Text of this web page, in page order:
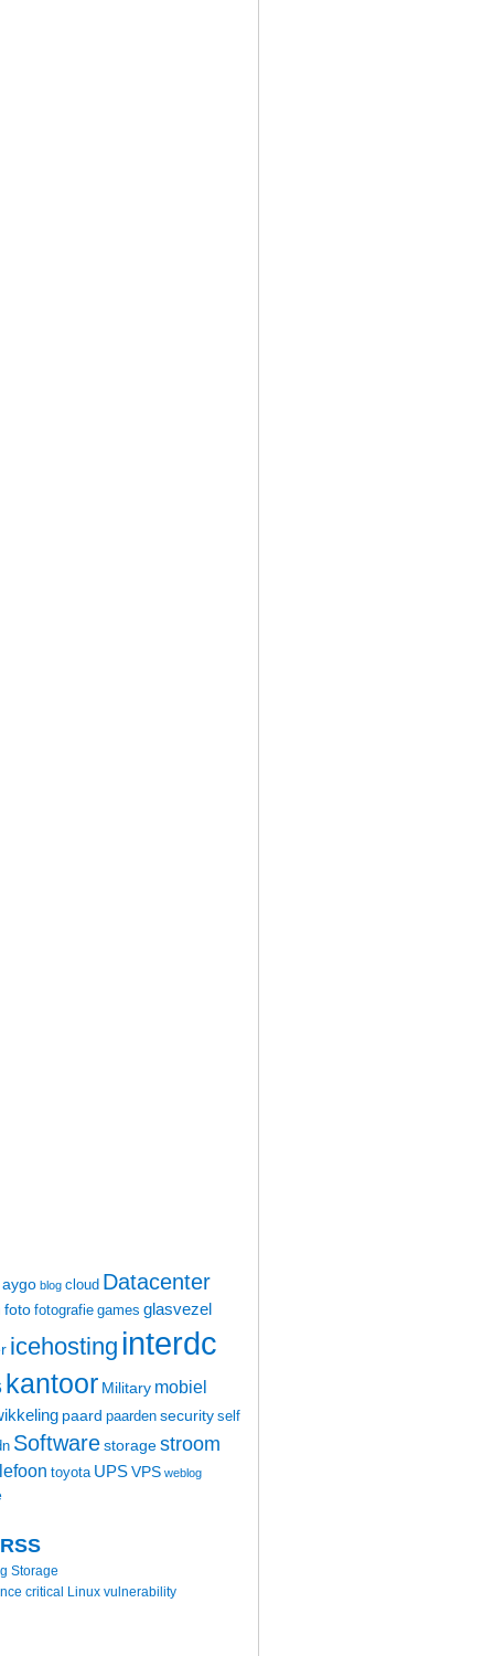
aygo blog cloud Datacenter
foto fotografie games glasvezel
icehosting interdc
kantoor Military mobiel
paard paarden security self
Softwarestoragestroom
toyota UPSVPS weblog
Storage
critical Linux vulnerability